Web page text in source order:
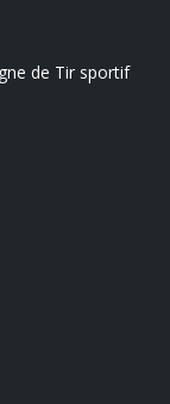
de Tir sportif